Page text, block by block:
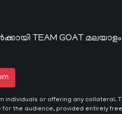
TEAM GOAT മലയാളം
individuals or offering any collateral.
the audience, provided entirely